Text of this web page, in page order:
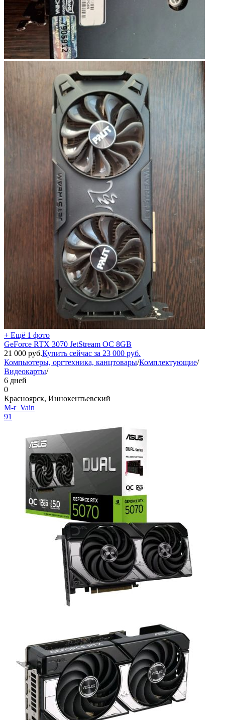
+ Ещё 1 фото
GeForce RTX 3070 JetStream OC 8GB
21 000 руб.Купить сейчас за 23 000 руб.
Компьютеры, оргтехника, канцтовары/Комплектующие/
Видеокарты/
6 дней
0
Красноярск, Иннокентьевский
M-r_Vain
91